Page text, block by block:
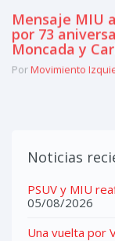
Mensaje MIU
por 73
Moncada y
PorMovimiento
Noticias
PSUV y MIU
05/08/2026
Una vuelta por